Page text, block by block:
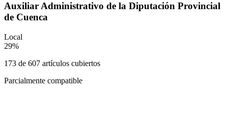
Auxiliar Administrativo de la Diputación Provincial
de Cuenca
Local
29%
173 de 607 artículos cubiertos
Parcialmente compatible